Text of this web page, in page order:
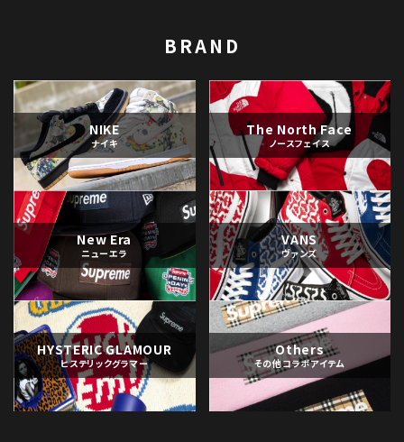
BRAND
NIKE
ナイキ
The North Face
ノースフェイス
New Era
ニューエラ
VANS
ヴァンズ
HYSTERIC GLAMOUR
ヒステリックグラマー
Others
その他コラボアイテム